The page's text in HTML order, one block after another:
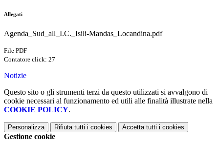
Allegati
Agenda_Sud_all_I.C._Isili-Mandas_Locandina.pdf
File PDF
Contatore click: 27
Notizie
Questo sito o gli strumenti terzi da questo utilizzati si avvalgono di
cookie necessari al funzionamento ed utili alle finalità illustrate nella
COOKIE POLICY.
Personalizza Rifiuta tutti i cookies Accetta tutti i cookies
Gestione cookie